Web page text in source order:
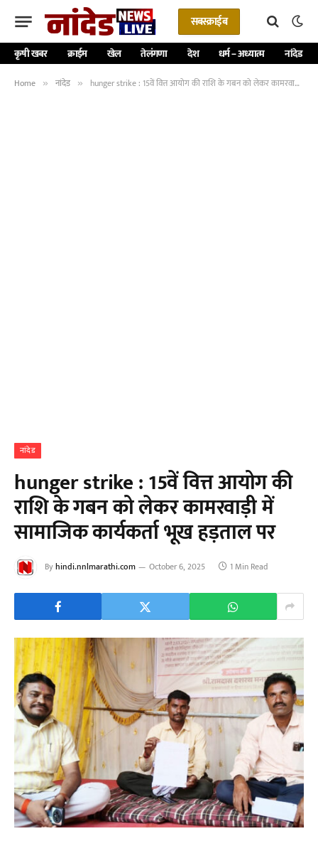
सबस्क्राईब
कृषी खबर क्राईम खेल तेलंगणा देश धर्म – अध्यात्म नांदेड
Home » नांदेड » hunger strike : 15वें वित्त आयोग की राशि के गबन को लेकर कामरवाड़ी में सामाजिक कार्यकर्ता भूख हड़ताल पर
नांदेड
hunger strike : 15वें वित्त आयोग की
राशि के गबन को लेकर कामरवाड़ी में
सामाजिक कार्यकर्ता भूख हड़ताल पर
Byhindi.nnlmarathi.com October 6, 2025 1 Min Read